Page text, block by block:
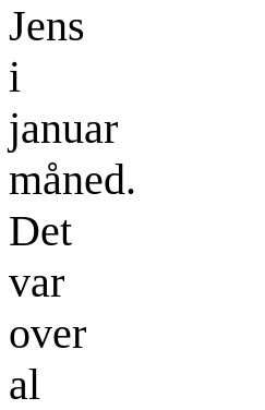
Jens
i
januar
måned.
Det
var
over
al